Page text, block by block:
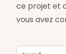
ce projet et
vous avez